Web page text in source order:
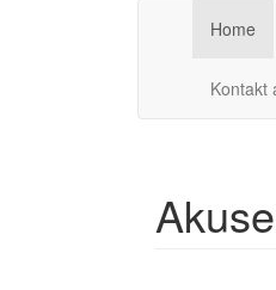
Home
Kontakt